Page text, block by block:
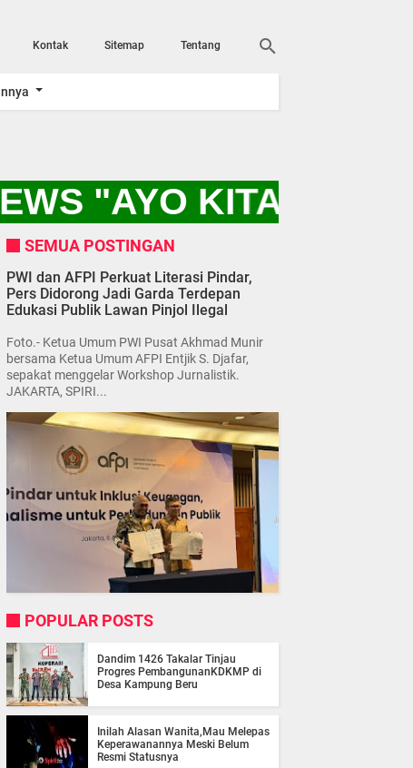
Kontak Sitemap Tentang
"AYO KITA
SEMUA POSTINGAN
PWI dan AFPI Perkuat Literasi Pindar,
Pers Didorong Jadi Garda Terdepan
Edukasi Publik Lawan Pinjol Ilegal
Foto.- Ketua Umum PWI Pusat Akhmad Munir
bersama Ketua Umum AFPI Entjik S. Djafar,
sepakat menggelar Workshop Jurnalistik.
JAKARTA, SPIRI...
POPULAR POSTS
Dandim 1426 Takalar Tinjau
Progres PembangunanKDKMP di
Desa Kampung Beru
Inilah Alasan Wanita,Mau Melepas
Keperawanannya Meski Belum
Resmi Statusnya